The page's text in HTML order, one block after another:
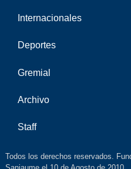
Internacionales
Deportes
Gremial
Archivo
Staff
Todos los derechos reservados.